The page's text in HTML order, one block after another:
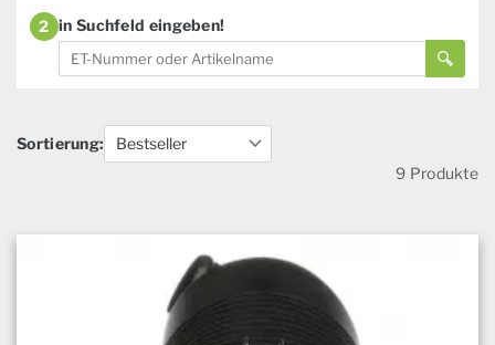
2 in Suchfeld eingeben!
Sortierung:
9 Produkte